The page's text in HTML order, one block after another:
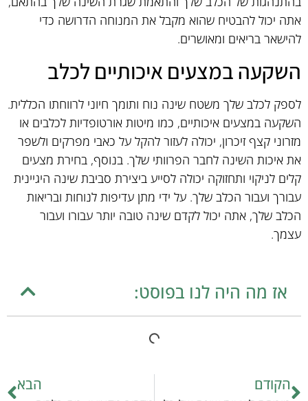
אתה יכול להבטיח שהוא מקבל את המנוחה הדרושה כדי
להישאר בריאים ומאושרים.
השקעה במצעים איכותיים לכלב
לספק לכלב שלך משטח שינה נוח ותומך חיוני לרווחתו הכללית.
השקעה במצעים איכותיים, כמו מיטות אורטופדיות לכלבים או
מזרוני קצף זיכרון, יכולה לעזור להקל על כאבי מפרקים ולשפר
את איכות השינה לחבר הפרוותי שלך. בנוסף, בחירת מצעים
קלים לניקוי ותחזוקה יכולה לסייע ביצירת סביבת שינה היגיינית
עבורך ועבור הכלב שלך. על ידי מתן עדיפות לנוחות ובריאות
הכלב שלך, אתה יכול לקדם שינה טובה יותר עבורו ועבור
עצמך.
אז מה היה לנו בפוסט:
הקודם הבא